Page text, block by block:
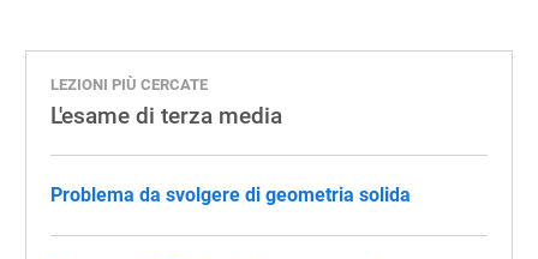
LEZIONI PIÙ CERCATE
L'esame di terza media
Problema da svolgere di geometria solida